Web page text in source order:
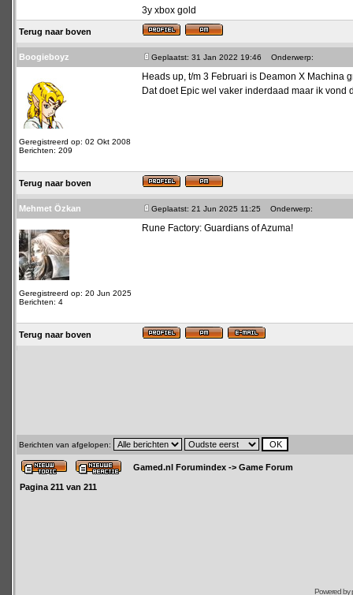
3y xbox gold
Terug naar boven
Boogieboyz Geplaatst: 31 Jan 2022 19:46 Onderwerp:
Geregistreerd op: 02 Okt 2008
Berichten: 209
Heads up, t/m 3 Februari is Deamon X Machina
Dat doet Epic wel vaker inderdaad maar ik vond
Terug naar boven
Mehmet Özkan Geplaatst: 21 Jun 2025 11:25 Onderwerp:
Geregistreerd op: 20 Jun 2025
Berichten: 4
Rune Factory: Guardians of Azuma!
Terug naar boven
Berichten van afgelopen:
Gamed.nl Forumindex -> Game Forum
Pagina 211 van 211
Powered by